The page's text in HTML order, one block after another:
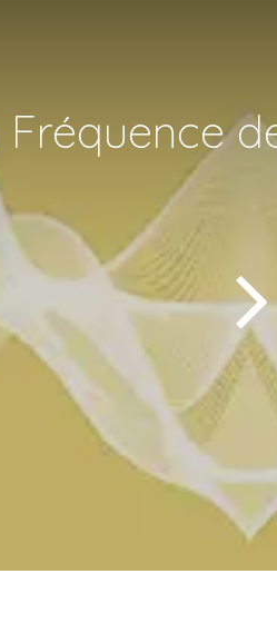
Fréquence